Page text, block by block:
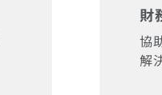
財
協
解